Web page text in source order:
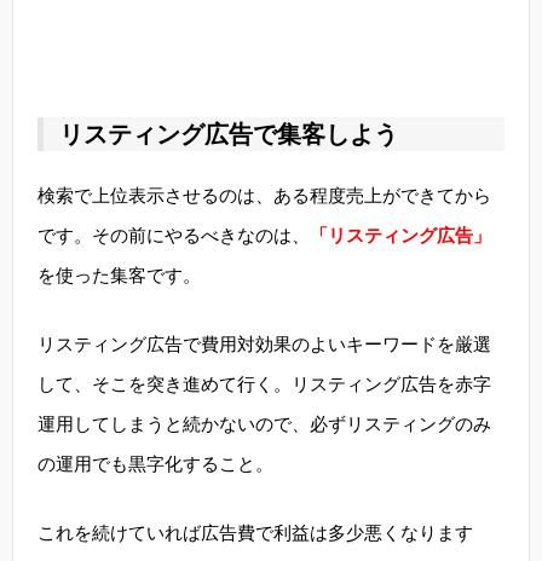
リスティング広告で集客しよう
検索で上位表示させるのは、ある程度売上ができてから
です。その前にやるべきなのは、
「リスティング広告」
を使った集客です。
リスティング広告で費用対効果のよいキーワードを厳選
して、そこを突き進めて行く。リスティング広告を赤字
運用してしまうと続かないので、必ずリスティングのみ
の運用でも黒字化すること。
これを続けていれば広告費で利益は多少悪くなります